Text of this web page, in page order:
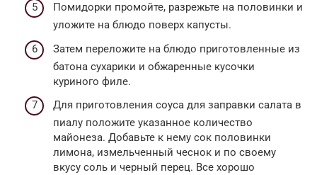
Помидорки промойте, разрежьте на половинки и
уложите на блюдо поверх капусты.
Затем переложите на блюдо приготовленные из
батона сухарики и обжаренные кусочки
куриного филе.
Для приготовления соуса для заправки салата в
пиалу положите указанное количество
майонеза. Добавьте к нему сок половинки
лимона, измельченный чеснок и по своему
вкусу соль и черный перец. Все хорошо